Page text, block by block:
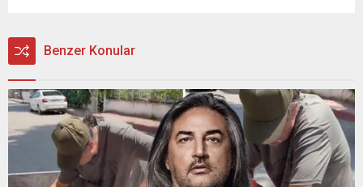
Benzer Konular